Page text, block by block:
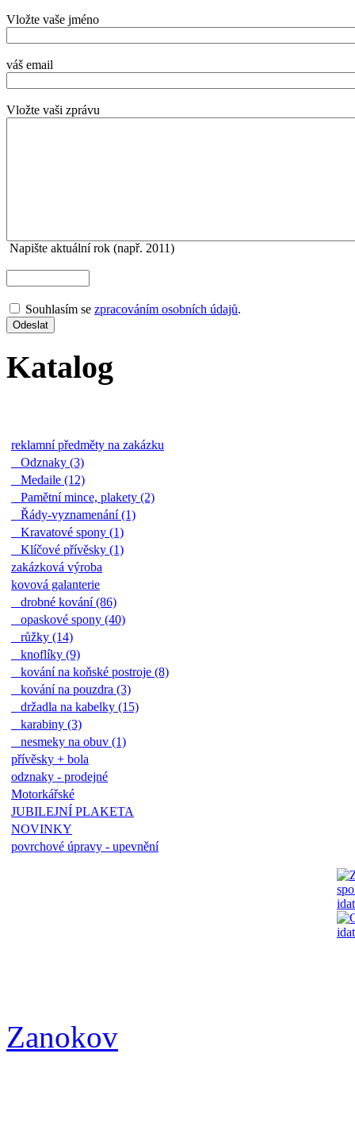
Vložte vaše jméno
váš email
Vložte vaši zprávu
Napište aktuální rok (např. 2011)
Souhlasím se zpracováním osobních údajů.
Katalog
reklamní předměty na zakázku
Odznaky (3)
Medaile (12)
Pamětní mince, plakety (2)
Řády-vyznamenání (1)
Kravatové spony (1)
Klíčové přívěsky (1)
zakázková výroba
kovová galanterie
drobné kování (86)
opaskové spony (40)
růžky (14)
knoflíky (9)
kování na koňské postroje (8)
kování na pouzdra (3)
držadla na kabelky (15)
karabiny (3)
nesmeky na obuv (1)
přívěsky + bola
odznaky - prodejné
Motorkářské
JUBILEJNÍ PLAKETA
NOVINKY
povrchové úpravy - upevnění
Zanokov